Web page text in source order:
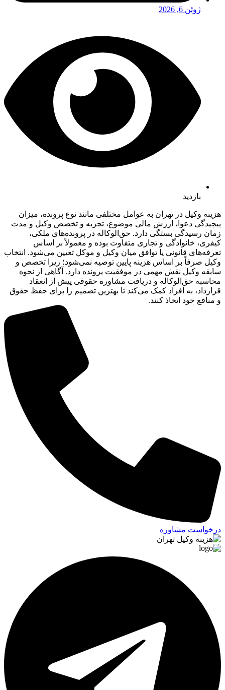
ژوئن 6, 2026
بازدید
هزینه وکیل در تهران به عوامل مختلفی مانند نوع پرونده، میزان
پیچیدگی دعوا، ارزش مالی موضوع، تجربه و تخصص وکیل و مدت
زمان رسیدگی بستگی دارد. حق‌الوکاله در پرونده‌های ملکی،
کیفری، خانوادگی و تجاری متفاوت بوده و معمولاً بر اساس
تعرفه‌های قانونی یا توافق میان وکیل و موکل تعیین می‌شود. انتخاب
وکیل صرفاً بر اساس هزینه پایین توصیه نمی‌شود؛ زیرا تخصص و
سابقه وکیل نقش مهمی در موفقیت پرونده دارد. آگاهی از نحوه
محاسبه حق‌الوکاله و دریافت مشاوره حقوقی پیش از انعقاد
قرارداد، به افراد کمک می‌کند تا بهترین تصمیم را برای حفظ حقوق
و منافع خود اتخاذ کنند.
درخواست مشاوره